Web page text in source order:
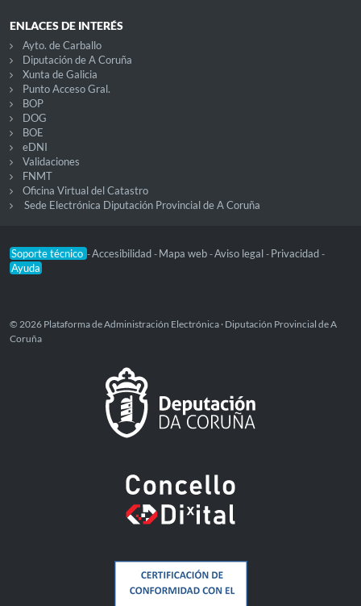
ENLACES DE INTERÉS
Ayto. de Carballo
Diputación de A Coruña
Xunta de Galicia
Punto Acceso Gral.
BOP
DOG
BOE
eDNI
Validaciones
FNMT
Oficina Virtual del Catastro
Sede Electrónica Diputación Provincial de A Coruña
Soporte técnico -Accesibilidad - Mapa web -Aviso legal - Privacidad -
Ayuda
© 2026 Plataforma de Administración Electrónica · Diputación Provincial de A
Coruña